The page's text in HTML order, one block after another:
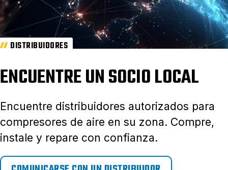
DISTRIBUIDORES
ENCUENTRE UN SOCIO LOCAL
Encuentre distribuidores autorizados para
compresores de aire en su zona. Compre,
instale y repare con confianza.